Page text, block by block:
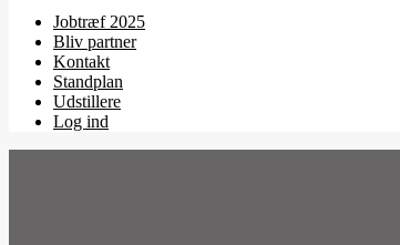
Jobtræf 2025
Bliv partner
Kontakt
Standplan
Udstillere
Log ind